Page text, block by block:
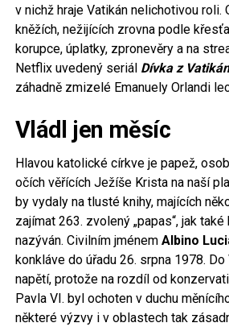
v nichž hraje Vatikán nelichotivou roli.
kněžích, nežijících zrovna podle
korupce, úplatky, zpronevěry a na
Netflix uvedený seriál Dívka z
záhadně zmizelé Emanuely Orlandi
Vládl jen měsíc
Hlavou katolické církve je papež,
očích věřících Ježíše Krista na naší
by vydaly na tlusté knihy, majících
zajímat 263. zvolený „papas“, jak
nazýván. Civilním jménem Albino
konkláve do úřadu 26. srpna 1978.
napětí, protože na rozdíl od
Pavla VI. byl ochoten v duchu
některé výzvy i v oblastech tak